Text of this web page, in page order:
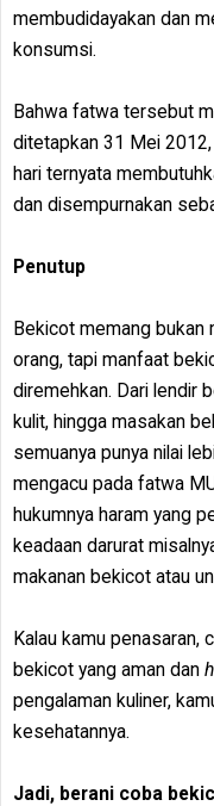
membudidayakan dan
konsumsi.
Bahwa fatwa tersebut
ditetapkan 31 Mei
hari ternyata
dan disempurnakan
Penutup
Bekicot memang bukan
orang, tapi manfaat
diremehkan. Dari lendir
kulit, hingga masakan
semuanya punya nilai
mengacu pada fatwa
hukumnya haram yang
keadaan darurat
makanan bekicot atau
Kalau kamu penasaran,
bekicot yang aman dan
pengalaman kuliner,
kesehatannya.
Jadi, berani coba